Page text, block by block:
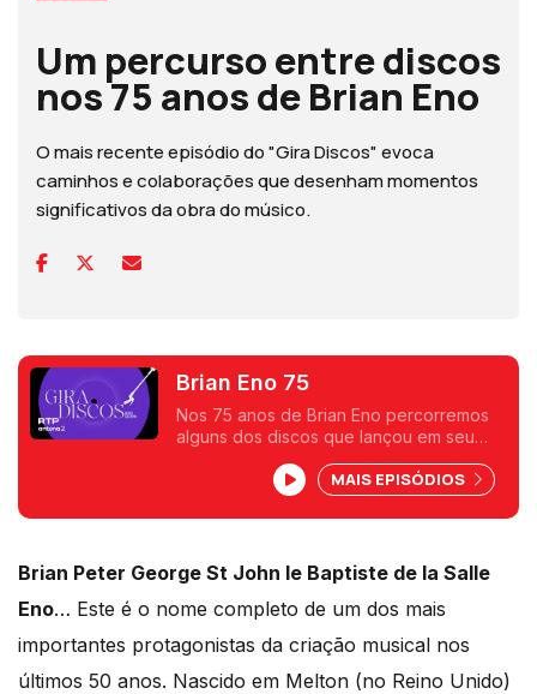
Um percurso entre discos
nos 75 anos de Brian Eno
O mais recente episódio do "Gira Discos" evoca
caminhos e colaborações que desenham momentos
significativos da obra do músico.
Brian Eno 75
Nos 75 anos de Brian Eno percorremos
alguns dos discos que lançou em seu
colaboração. Passengers, David Bowie,
John Cale ou os portugueses The Gift
fazem parte deste percurso notável.
MAIS EPISÓDIOS
Brian Peter George St John le Baptiste de la Salle
Eno… Este é o nome completo de um dos mais
importantes protagonistas da criação musical nos
últimos 50 anos. Nascido em Melton (no Reino Unido)